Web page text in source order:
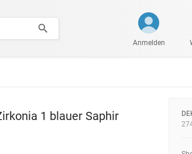
Anmelden
1 blauer Saphir